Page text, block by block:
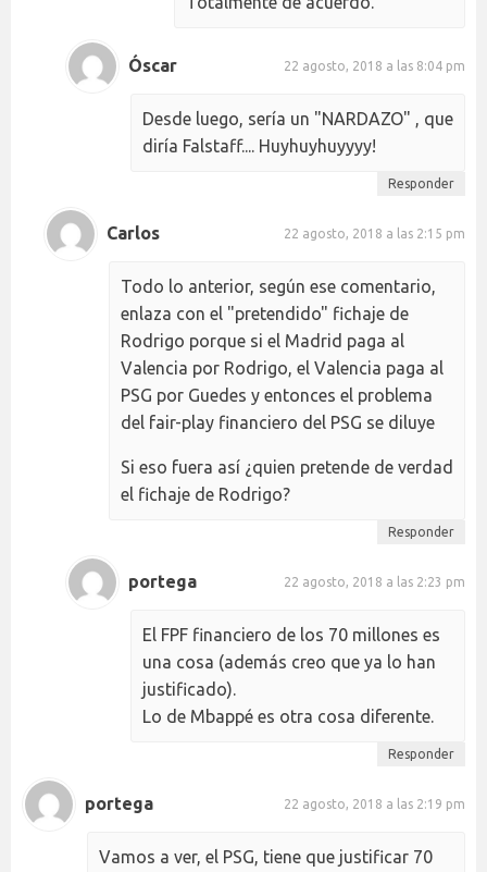
Óscar 22 agosto, 2018 a las 8:04 pm
Desde luego, sería un "NARDAZO" , que
diría Falstaff.... Huyhuyhuyyyy!
Responder
Carlos 22 agosto, 2018 a las 2:15 pm
Todo lo anterior, según ese comentario,
enlaza con el "pretendido" fichaje de
Rodrigo porque si el Madrid paga al
Valencia por Rodrigo, el Valencia paga al
PSG por Guedes y entonces el problema
del fair-play financiero del PSG se diluye
Si eso fuera así ¿quien pretende de verdad
el fichaje de Rodrigo?
Responder
portega 22 agosto, 2018 a las 2:23 pm
El FPF financiero de los 70 millones es
una cosa (además creo que ya lo han
justificado).
Lo de Mbappé es otra cosa diferente.
Responder
portega 22 agosto, 2018 a las 2:19 pm
Vamos a ver, el PSG, tiene que justificar 70